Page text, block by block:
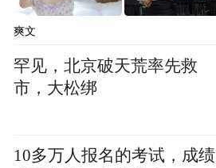
爽文
罕见，北京破天荒率先救
市，大松绑
10多万人报名的考试，成绩